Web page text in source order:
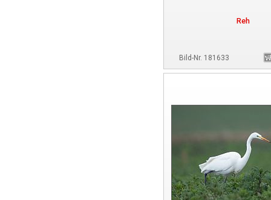
Reh
Bild-Nr. 181633